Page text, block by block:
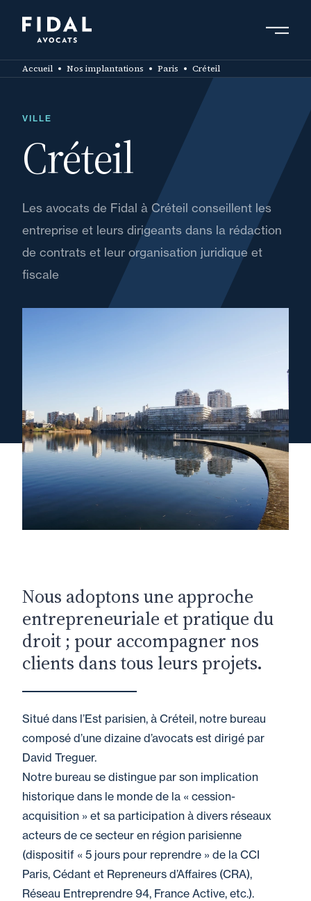
contenu
principal
Accueil Nos implantations Paris Créteil
VILLE
Créteil
Les avocats de Fidal à Créteil conseillent les
entreprise et leurs dirigeants dans la rédaction
de contrats et leur organisation juridique et
fiscale
Nous adoptons une approche
entrepreneuriale et pratique du
droit ; pour accompagner nos
clients dans tous leurs projets.
Situé dans l’Est parisien, à Créteil, notre bureau
composé d’une dizaine d’avocats est dirigé par
David Treguer.
Notre bureau se distingue par son implication
historique dans le monde de la « cession-
acquisition » et sa participation à divers réseaux
acteurs de ce secteur en région parisienne
(dispositif « 5 jours pour reprendre » de la CCI
Paris, Cédant et Repreneurs d’Affaires (CRA),
Réseau Entreprendre 94, France Active, etc.).